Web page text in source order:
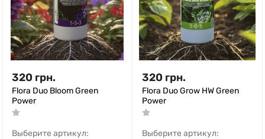
320 грн.
Flora Duo Bloom Green
Power
Выберите артикул:
320 грн.
Flora Duo Grow HW Green
Power
Выберите артикул: